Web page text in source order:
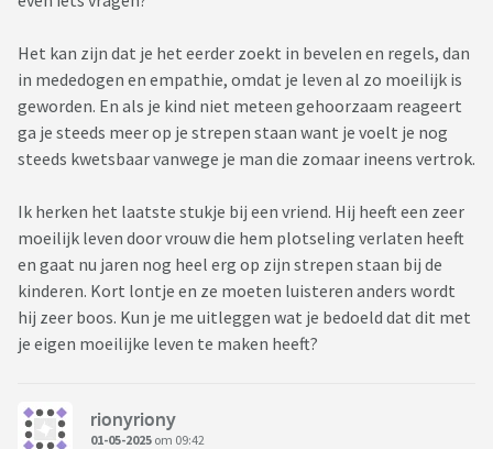
Het kan zijn dat je het eerder zoekt in bevelen en regels, dan
in mededogen en empathie, omdat je leven al zo moeilijk is
geworden. En als je kind niet meteen gehoorzaam reageert
ga je steeds meer op je strepen staan want je voelt je nog
steeds kwetsbaar vanwege je man die zomaar ineens vertrok.
Ik herken het laatste stukje bij een vriend. Hij heeft een zeer
moeilijk leven door vrouw die hem plotseling verlaten heeft
en gaat nu jaren nog heel erg op zijn strepen staan bij de
kinderen. Kort lontje en ze moeten luisteren anders wordt
hij zeer boos. Kun je me uitleggen wat je bedoeld dat dit met
je eigen moeilijke leven te maken heeft?
rionyriony
01-05-2025 om 09:42